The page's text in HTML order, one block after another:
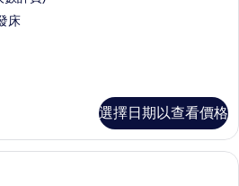
床
選擇日期以查看價格
Mate Apartment 360 | 低過敏寢具、